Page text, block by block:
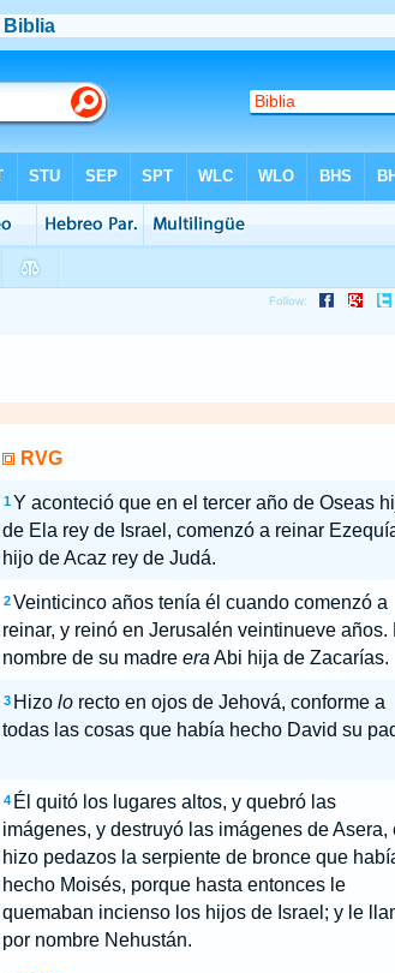
RVG
1 Y aconteció que en el tercer año de Oseas
de Ela rey de Israel, comenzó a reinar
hijo de Acaz rey de Judá.
2 Veinticinco años tenía él cuando comenzó a
reinar, y reinó en Jerusalén veintinueve años.
nombre de su madre era Abi hija de Zacarías.
3 Hizo lorecto en ojos de Jehová, conforme a
todas las cosas que había hecho David su
4 Él quitó los lugares altos, y quebró las
imágenes, y destruyó las imágenes de Asera,
hizo pedazos la serpiente de bronce que
hecho Moisés, porque hasta entonces le
quemaban incienso los hijos de Israel; y le
por nombre Nehustán.